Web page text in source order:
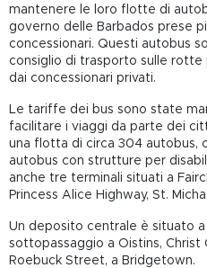
mantenere le loro flotte di
governo delle Barbados prese
concessionari. Questi autobus
consiglio di trasporto sulle
dai concessionari privati.
Le tariffe dei bus sono state
facilitare i viaggi da parte dei
una flotta di circa 304 autobus,
autobus con strutture per
anche tre terminali situati a
Princess Alice Highway, St.
Un deposito centrale è situato a
sottopassaggio a Oistins, Christ
Roebuck Street, a Bridgetown.